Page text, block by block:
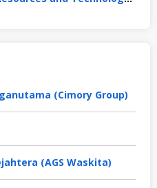
(Cimory Group)
(AGS Waskita)